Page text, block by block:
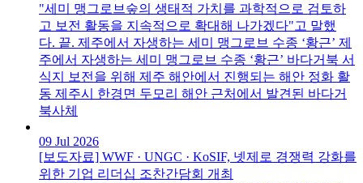
"세미 맹그로브숲의 생태적 가치를 과학적으로 검토하
고 보전 활동을 지속적으로 확대해 나가겠다"고 말했
다. 끝. 제주에서 자생하는 세미 맹그로브 수종 ‘황근’ 제
주에서 자생하는 세미 맹그로브 수종 ‘황근’ 바다거북 서
식지 보전을 위해 제주 해안에서 진행되는 해안 정화 활
동 제주시 한경면 두모리 해안 근처에서 발견된 바다거
북사체
09 Jul 2026
[보도자료] WWF · UNGC · KoSIF, 넷제로 경쟁력 강화를
위한 기업 리더십 조찬간담회 개최